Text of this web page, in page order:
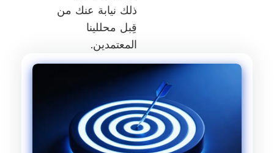
ذلك نيابة عنك من
قِبل محللينا
المعتمدين.